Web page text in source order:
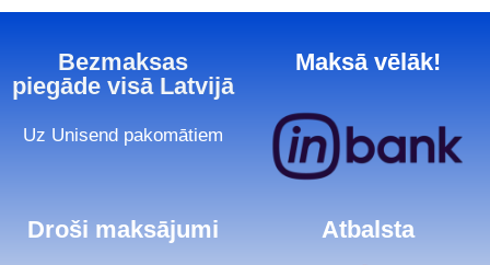
Bezmaksas
piegāde visā Latvijā
Uz Unisend pakomātiem
Maksā vēlāk!
Droši maksājumi Atbalsta